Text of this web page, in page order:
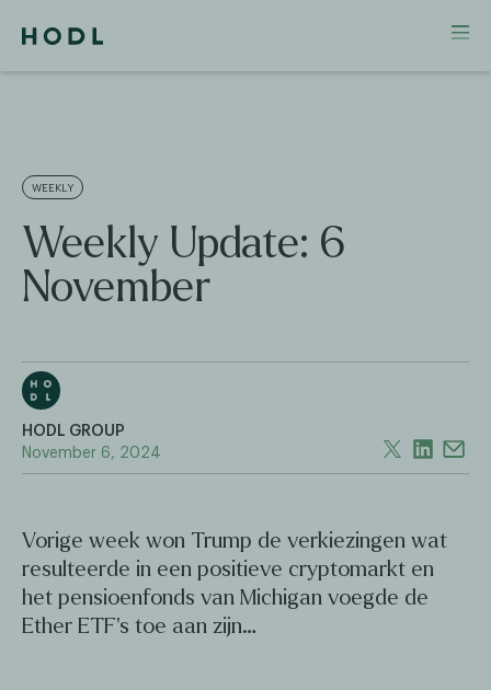
WEEKLY
Weekly Update: 6
November
HODL GROUP
November 6, 2024
Vorige week won Trump de verkiezingen wat
resulteerde in een positieve cryptomarkt en
het pensioenfonds van Michigan voegde de
Ether ETF's toe aan zijn…